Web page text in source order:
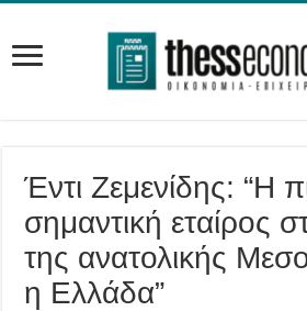
Έντι Ζεμενίδης: “Η
σημαντική εταίρος
της ανατολικής
η Ελλάδα”